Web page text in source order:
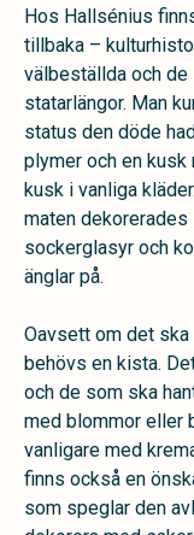
Hos Hallsénius
tillbaka –
välbeställda och de
statarlängor. Man
status den döde
plymer och en kusk
kusk i vanliga
maten
sockerglasyr och
änglar på.
Oavsett om det
behövs en kista.
och de som ska
med blommor eller
vanligare med
finns också en
som speglar den